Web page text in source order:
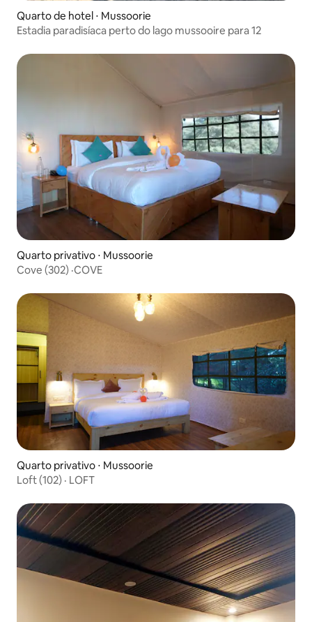
Quarto de hotel ⋅ Mussoorie
Estadia paradisíaca perto do lago mussooire para 12
Quarto privativo ⋅ Mussoorie
Cove (302) ·COVE
Quarto privativo ⋅ Mussoorie
Loft (102) · LOFT